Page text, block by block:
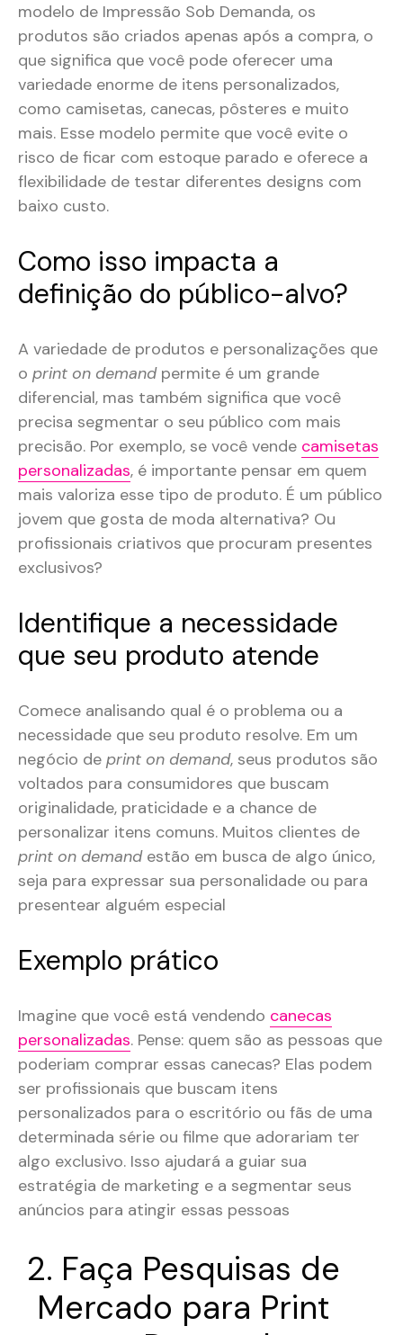
modelo de Impressão Sob Demanda, os
produtos são criados apenas após a compra, o
que significa que você pode oferecer uma
variedade enorme de itens personalizados,
como camisetas, canecas, pôsteres e muito
mais. Esse modelo permite que você evite o
risco de ficar com estoque parado e oferece a
flexibilidade de testar diferentes designs com
baixo custo​​.
Como isso impacta a
definição do público-alvo?
A variedade de produtos e personalizações que
o print on demandpermite é um grande
diferencial, mas também significa que você
precisa segmentar o seu público com mais
precisão. Por exemplo, se você vende camisetas
personalizadas, é importante pensar em quem
mais valoriza esse tipo de produto. É um público
jovem que gosta de moda alternativa? Ou
profissionais criativos que procuram presentes
exclusivos?
Identifique a necessidade
que seu produto atende
Comece analisando qual é o problema ou a
necessidade que seu produto resolve. Em um
negócio de print on demand, seus produtos são
voltados para consumidores que buscam
originalidade, praticidade e a chance de
personalizar itens comuns. Muitos clientes de
print on demandestão em busca de algo único,
seja para expressar sua personalidade ou para
presentear alguém especial​​
Exemplo prático
Imagine que você está vendendo canecas
personalizadas. Pense: quem são as pessoas que
poderiam comprar essas canecas? Elas podem
ser profissionais que buscam itens
personalizados para o escritório ou fãs de uma
determinada série ou filme que adorariam ter
algo exclusivo. Isso ajudará a guiar sua
estratégia de marketing e a segmentar seus
anúncios para atingir essas pessoas​
2. Faça Pesquisas de
Mercado para Print